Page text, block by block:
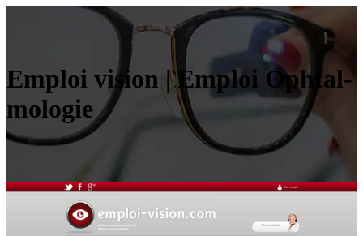
Emploi vision | Emploi Ophtal­
molo­gie